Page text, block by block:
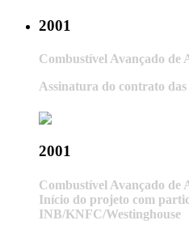
2001
Combustível Avançado de
Assinatura do contrato
2001
Combustível Avançado de
Início do projeto com
INB/KNFC/Westinghouse